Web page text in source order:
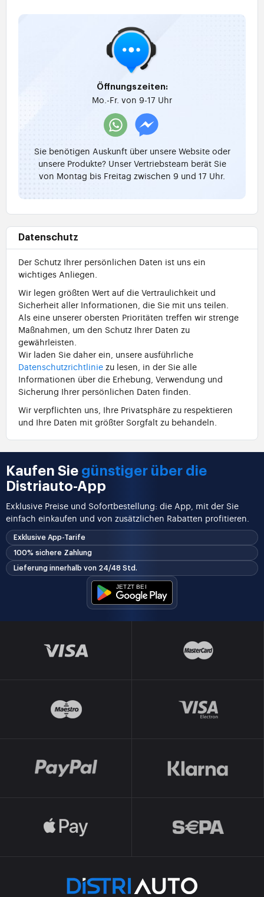
Öffnungszeiten:
Mo.-Fr. von 9-17 Uhr
Sie benötigen Auskunft über unsere Website oder
unsere Produkte? Unser Vertriebsteam berät Sie
von Montag bis Freitag zwischen 9 und 17 Uhr.
Datenschutz
Der Schutz Ihrer persönlichen Daten ist uns ein
wichtiges Anliegen.
Wir legen größten Wert auf die Vertraulichkeit und
Sicherheit aller Informationen, die Sie mit uns teilen.
Als eine unserer obersten Prioritäten treffen wir strenge
Maßnahmen, um den Schutz Ihrer Daten zu
gewährleisten.
Wir laden Sie daher ein, unsere ausführliche
Datenschutzrichtlinie zu lesen, in der Sie alle
Informationen über die Erhebung, Verwendung und
Sicherung Ihrer persönlichen Daten finden.
Wir verpflichten uns, Ihre Privatsphäre zu respektieren
und Ihre Daten mit größter Sorgfalt zu behandeln.
Kaufen Sie günstiger über die
Distriauto-App
Exklusive Preise und Sofortbestellung: die App, mit der Sie
einfach einkaufen und von zusätzlichen Rabatten profitieren.
Exklusive App-Tarife
100% sichere Zahlung
Lieferung innerhalb von 24/48 Std.